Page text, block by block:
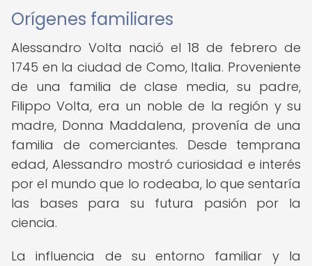
Orígenes familiares
Alessandro Volta nació el 18 de febrero de
1745 en la ciudad de Como, Italia. Proveniente
de una familia de clase media, su padre,
Filippo Volta, era un noble de la región y su
madre, Donna Maddalena, provenía de una
familia de comerciantes. Desde temprana
edad, Alessandro mostró curiosidad e interés
por el mundo que lo rodeaba, lo que sentaría
las bases para su futura pasión por la
ciencia.
La influencia de su entorno familiar y la